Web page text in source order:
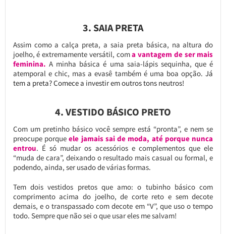
3. SAIA PRETA
Assim como a calça preta, a saia preta básica, na altura do
joelho, é extremamente versátil, coma vantagem de ser mais
feminina. A minha básica é uma saia-lápis sequinha, que é
atemporal e chic, mas a evasê também é uma boa opção.Já
tem a preta? Comece a investir em outros tons neutros!
4. VESTIDO BÁSICO PRETO
Com um pretinho básico você sempre está “pronta”, e nem se
preocupe porqueele jamais sai de moda, até porque nunca
entrou. É só mudar os acessórios e complementos que ele
“muda de cara”, deixando o resultado mais casual ou formal, e
podendo, ainda, ser usado de várias formas.
Tem dois vestidos pretos que amo: o tubinho básico com
comprimento acima do joelho, de corte reto e sem decote
demais, e o transpassado com decote em “V”, que uso o tempo
todo. Sempre que não sei o que usar eles me salvam!